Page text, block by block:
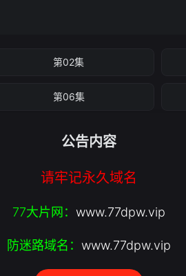
第02集
第06集
第10集
公告内容
请牢记永久域名
77大片网： www.77dpw.vip
防迷路域名： www.77dpw.vip